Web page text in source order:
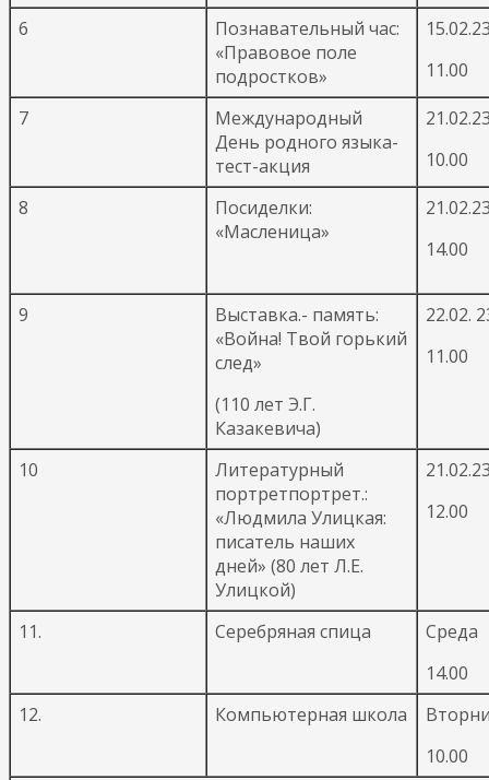
6
Познавательный час:
«Правовое поле
подростков»
11.00
7
Международный
День родного языка-
тест-акция
10.00
8
Посиделки:
«Масленица»
14.00
9
Выставка.- память:
«Война! Твой горький
след»
(110 лет Э.Г.
Казакевича)
22.02.
11.00
10
Литературный
портретпортрет.:
«Людмила Улицкая:
писатель наших
дней» (80 лет Л.Е.
Улицкой)
12.00
11. Серебряная спица
Среда
14.00
12.
Компьютерная школа
10.00